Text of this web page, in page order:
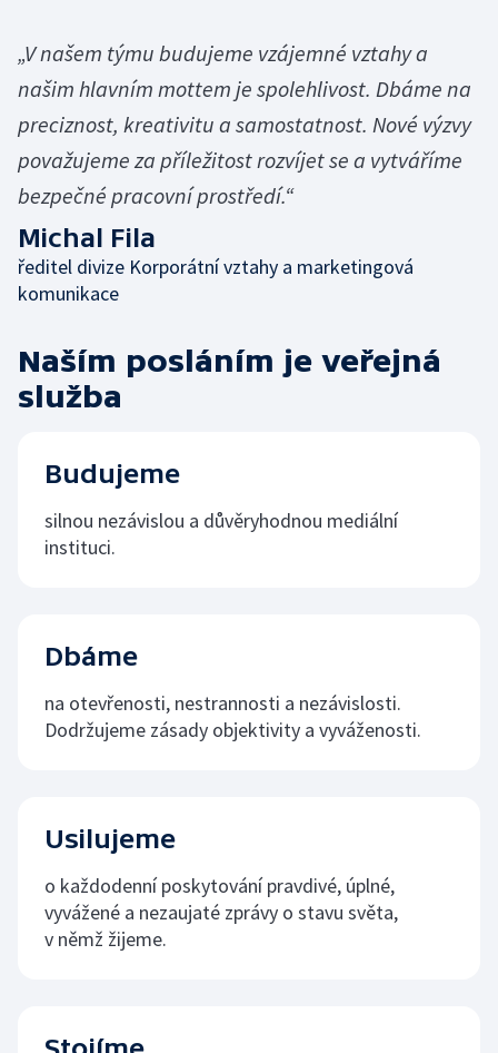
„V našem týmu budujeme vzájemné vztahy a
našim hlavním mottem je spolehlivost. Dbáme na
preciznost, kreativitu a samostatnost. Nové výzvy
považujeme za příležitost rozvíjet se a vytváříme
bezpečné pracovní prostředí.“
Michal Fila
ředitel divize Korporátní vztahy a marketingová
komunikace
Naším posláním je veřejná
služba
Budujeme
silnou nezávislou a důvěryhodnou mediální
instituci.
Dbáme
na otevřenosti, nestrannosti a nezávislosti.
Dodržujeme zásady objektivity a vyváženosti.
Usilujeme
o každodenní poskytování pravdivé, úplné,
vyvážené a nezaujaté zprávy o stavu světa,
v němž žijeme.